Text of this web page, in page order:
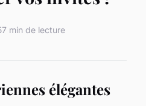
7 min de lecture
élégantes